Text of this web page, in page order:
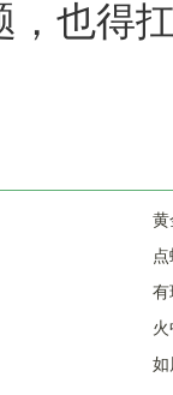
，也得
黄
有
如